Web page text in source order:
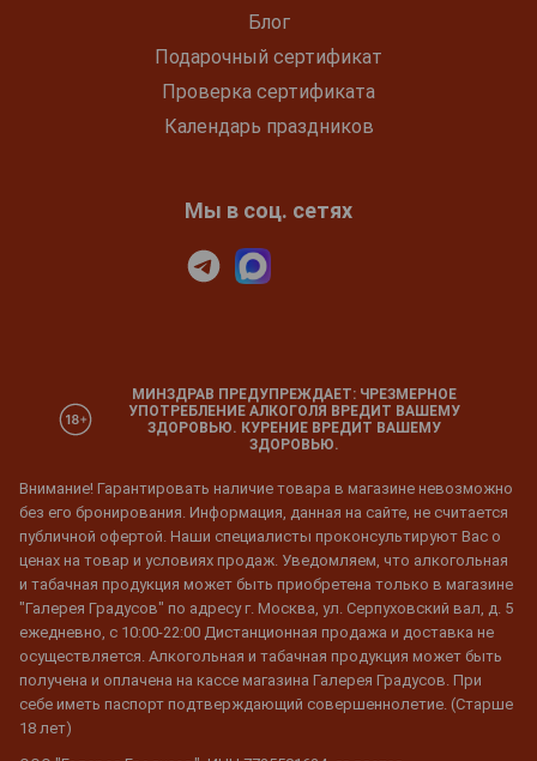
Блог
Подарочный сертификат
Проверка сертификата
Календарь праздников
Мы в соц. сетях
МИНЗДРАВ ПРЕДУПРЕЖДАЕТ: ЧРЕЗМЕРНОЕ
УПОТРЕБЛЕНИЕ АЛКОГОЛЯ ВРЕДИТ ВАШЕМУ
ЗДОРОВЬЮ. КУРЕНИЕ ВРЕДИТ ВАШЕМУ
ЗДОРОВЬЮ.
Внимание! Гарантировать наличие товара в магазине невозможно
без его бронирования. Информация, данная на сайте, не считается
публичной офертой. Наши специалисты проконсультируют Вас о
ценах на товар и условиях продаж. Уведомляем, что алкогольная
и табачная продукция может быть приобретена только в магазине
"Галерея Градусов" по адресу г. Москва, ул. Серпуховский вал, д. 5
ежедневно, с 10:00-22:00 Дистанционная продажа и доставка не
осуществляется. Алкогольная и табачная продукция может быть
получена и оплачена на кассе магазина Галерея Градусов. При
себе иметь паспорт подтверждающий совершеннолетие. (Старше
18 лет)